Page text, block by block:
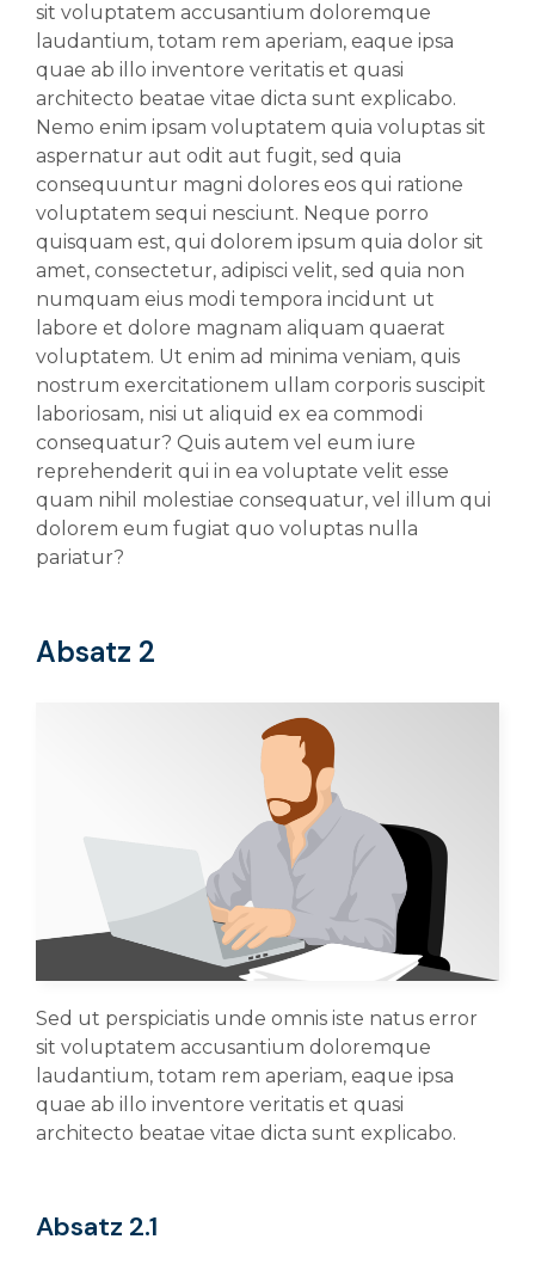
sit voluptatem accusantium doloremque
laudantium, totam rem aperiam, eaque ipsa
quae ab illo inventore veritatis et quasi
architecto beatae vitae dicta sunt explicabo.
Nemo enim ipsam voluptatem quia voluptas sit
aspernatur aut odit aut fugit, sed quia
consequuntur magni dolores eos qui ratione
voluptatem sequi nesciunt. Neque porro
quisquam est, qui dolorem ipsum quia dolor sit
amet, consectetur, adipisci velit, sed quia non
numquam eius modi tempora incidunt ut
labore et dolore magnam aliquam quaerat
voluptatem. Ut enim ad minima veniam, quis
nostrum exercitationem ullam corporis suscipit
laboriosam, nisi ut aliquid ex ea commodi
consequatur? Quis autem vel eum iure
reprehenderit qui in ea voluptate velit esse
quam nihil molestiae consequatur, vel illum qui
dolorem eum fugiat quo voluptas nulla
pariatur?
Absatz 2
Sed ut perspiciatis unde omnis iste natus error
sit voluptatem accusantium doloremque
laudantium, totam rem aperiam, eaque ipsa
quae ab illo inventore veritatis et quasi
architecto beatae vitae dicta sunt explicabo.
Absatz 2.1